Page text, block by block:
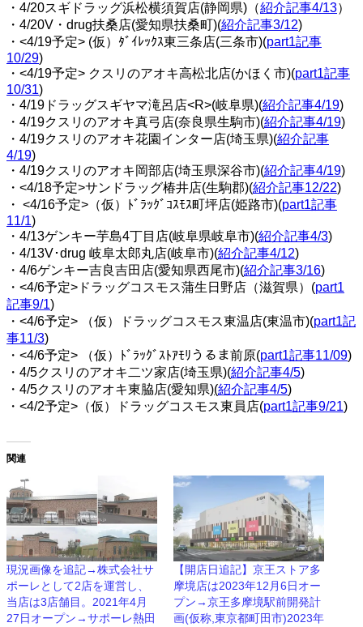
・4/20スギドラッグ浜松横須賀店(静岡県)（紹介記事4/13）
・4/20V・drug扶桑店(愛知県扶桑町)(紹介記事3/12)
・<4/19予定> (仮）ﾀﾞｲﾚｯｸｽ東三条店(三条市)(part1記事
10/29)
・<4/19予定> クスリのアオキ高松北店(かほく市)(part1記事
10/31)
・4/19ドラッグスギヤマ滝呂店<R>(岐阜県)(紹介記事4/19)
・4/19クスリのアオキ真弓店(奈良県生駒市)(紹介記事4/19)
・4/19クスリのアオキ花園インター店(埼玉県)(紹介記事
4/19)
・4/19クスリのアオキ岡部店(埼玉県深谷市)(紹介記事4/19)
・<4/18予定>サンドラッグ椿井店(生駒郡)(紹介記事12/22)
・ <4/16予定>（仮）ﾄﾞﾗｯｸﾞｺｽﾓｽ町坪店(姫路市)(part1記事
11/1)
・4/13ゲンキー芋島4丁目店(岐阜県岐阜市)(紹介記事4/3)
・4/13V･drug 岐阜太郎丸店(岐阜市)(紹介記事4/12)
・4/6ゲンキー吉良吉田店(愛知県西尾市)(紹介記事3/16)
・<4/6予定>ドラッグコスモス蒲生日野店（滋賀県）(part1
記事9/1)
・<4/6予定> （仮）ドラッグコスモス東温店(東温市)(part1記
事11/3)
・<4/6予定> （仮）ﾄﾞﾗｯｸﾞｽﾄｱﾓﾘうるま前原(part1記事11/09)
・4/5クスリのアオキ二ツ家店(埼玉県)(紹介記事4/5)
・4/5クスリのアオキ東脇店(愛知県)(紹介記事4/5)
・<4/2予定>（仮）ドラッグコスモス東員店(part1記事9/21)
関連
現況画像を追記→株式会社サ
ポーレとして2店を運営し、
当店は3店舗目。2021年4月
27日オープン→サポーレ熱田
【開店日追記】京王ストア多
摩境店は2023年12月6日オー
プン→京王多摩境駅前開発計
画(仮称,東京都町田市)2023年